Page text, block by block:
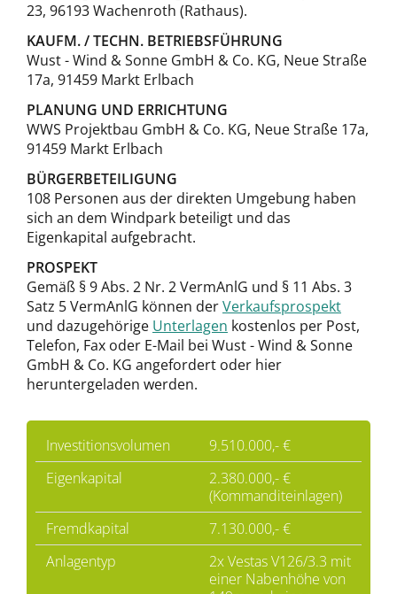
23, 96193 Wachenroth (Rathaus).
KAUFM. / TECHN. BETRIEBSFÜHRUNG
Wust - Wind & Sonne GmbH & Co. KG, Neue Straße
17a, 91459 Markt Erlbach
PLANUNG UND ERRICHTUNG
WWS Projektbau GmbH & Co. KG, Neue Straße 17a,
91459 Markt Erlbach
BÜRGERBETEILIGUNG
108 Personen aus der direkten Umgebung haben
sich an dem Windpark beteiligt und das
Eigenkapital aufgebracht.
PROSPEKT
Gemäß § 9 Abs. 2 Nr. 2 VermAnlG und § 11 Abs. 3
Satz 5 VermAnlG können derVerkaufsprospekt
und dazugehörige Unterlagen kostenlos per Post,
Telefon, Fax oder E-Mail bei Wust - Wind & Sonne
GmbH & Co. KG angefordert oder hier
heruntergeladen werden.
Investitionsvolumen
9.510.000,- €
Eigenkapital
2.380.000,- €
(Kommanditeinlagen)
Fremdkapital
7.130.000,- €
Anlagentyp
2x Vestas V126/3.3 mit
einer Nabenhöhe von